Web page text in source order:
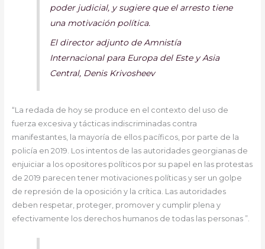
poder judicial, y sugiere que el arresto tiene
una motivación política.
El director adjunto de Amnistía
Internacional para Europa del Este y Asia
Central, Denis Krivosheev
“La redada de hoy se produce en el contexto del uso de
fuerza excesiva y tácticas indiscriminadas contra
manifestantes, la mayoría de ellos pacíficos, por parte de la
policía en 2019. Los intentos de las autoridades georgianas de
enjuiciar a los opositores políticos por su papel en las protestas
de 2019 parecen tener motivaciones políticas y ser un golpe
de represión de la oposición y la crítica. Las autoridades
deben respetar, proteger, promover y cumplir plena y
efectivamente los derechos humanos de todas las personas ”.